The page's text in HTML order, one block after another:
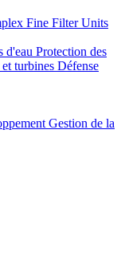
Fine Filter Units
d'eau Protection des
turbines Défense
Gestion de la